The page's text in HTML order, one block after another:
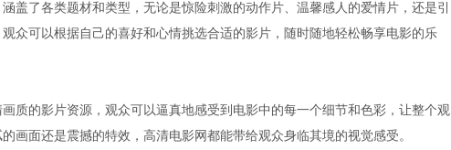
盖了各类题材和类型，无论是惊险刺激的动作片、温馨感人的爱情片，还是引
众可以根据自己的喜好和心情挑选合适的影片，随时随地轻松畅享电影的乐
质的影片资源，观众可以逼真地感受到电影中的每一个细节和色彩，让整个观
画面还是震撼的特效，高清电影网都能带给观众身临其境的视觉感受。